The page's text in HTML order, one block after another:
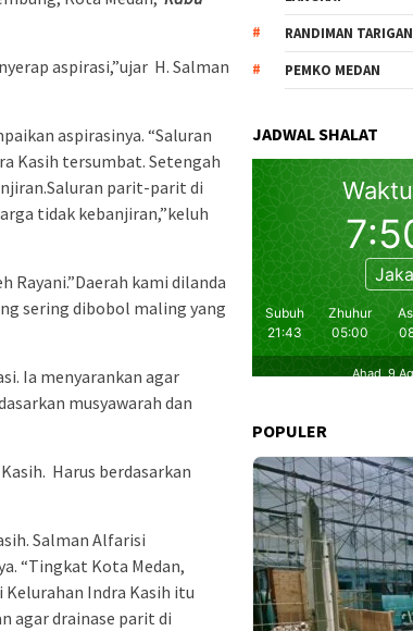
aspirasi,”ujar H. Salman
aspirasinya. “Saluran
Kasih tersumbat. Setengah
parit-parit di
tidak kebanjiran,”keluh
Rayani.”Daerah kami dilanda
sering dibobol maling yang
Ia menyarankan agar
musyawarah dan
Harus berdasarkan
Salman Alfarisi
“Tingkat Kota Medan,
Indra Kasih itu
agar drainase parit di
RANDIMAN TARIGAN
PEMKO MEDAN
JADWAL SHALAT
POPULER